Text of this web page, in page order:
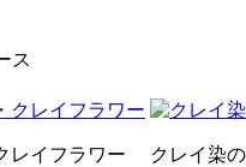
ス
レイフラワー クレイ染